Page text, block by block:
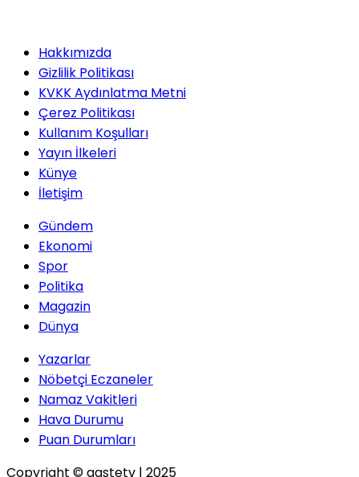
Hakkımızda
Gizlilik Politikası
KVKK Aydınlatma Metni
Çerez Politikası
Kullanım Koşulları
Yayın İlkeleri
Künye
İletişim
Gündem
Ekonomi
Spor
Politika
Magazin
Dünya
Yazarlar
Nöbetçi Eczaneler
Namaz Vakitleri
Hava Durumu
Puan Durumları
Copyright © gastetv | 2025